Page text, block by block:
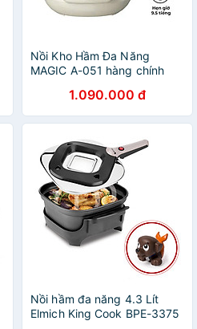
Nồi Kho Hầm Đa Năng
MAGIC A-051 hàng chính
1.090.000 đ
Nồi hầm đa năng 4.3 Lít
Elmich King Cook BPE-3375